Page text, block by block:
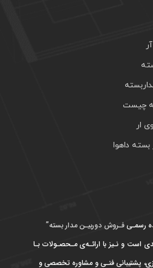
چیست
ار
داهوا
رسمـیفـروش دوربیـن مدار بسته”
است و نـیز با ارائـه‌ی مـحصـولات بـا
پشتیبانی فنـی و مشاوره تخصصی و